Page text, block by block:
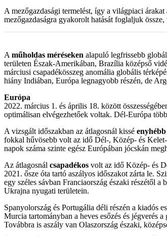
A mezőgazdasági termelést, így a világpiaci
mezőgazdaságra gyakorolt hatását foglaljuk
A műholdas méréseken alapuló legfrissebb
területen Észak-Amerikában, Brazília középső
márciusi csapadékösszeg anomália globális
hiány Indiában, Európa legnagyobb részén, de
Európa
2022. március 1. és április 18. között
optimálisan elvégezhetőek voltak. Dél-Európa
A vizsgált időszakban az átlagosnál kissé enyhébb
fokkal hűvösebb volt az idő Dél-, Közép- és
napok száma szinte egész Európában jócskán
Az átlagosnál csapadékos volt az idő Közép- és
2021. ősze óta tartó aszályos időszakot zárta le.
egy széles sávban Franciaország északi részétől
Ukrajna nyugati területein.
Spanyolország és Portugália déli részén a kiadós
Murcia tartományban a heves esőzés és jégverés
Továbbra is aszály van Olaszország északi,